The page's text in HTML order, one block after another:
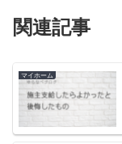
関連記事
マイホーム